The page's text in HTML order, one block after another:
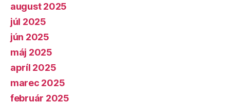
august 2025
júl 2025
jún 2025
máj 2025
apríl 2025
marec 2025
február 2025